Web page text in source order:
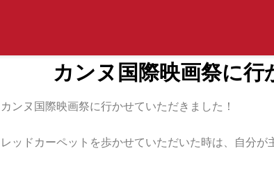
カンヌ国際映画祭に
カンヌ国際映画祭に行かせていただきました！
レッドカーペットを歩かせていただいた時は、自分が